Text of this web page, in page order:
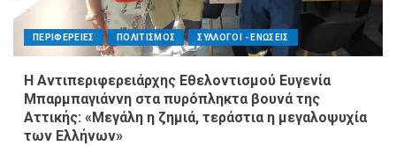
ΠΕΡΙΦΕΡΕΙΕΣ ΠΟΛΙΤΙΣΜΟΣ ΣΥΛΛΟΓΟΙ - ΕΝΩΣΕΙΣ
Η Αντιπεριφερειάρχης Εθελοντισμού Ευγενία
Μπαρμπαγιάννη στα πυρόπληκτα βουνά της
Αττικής: «Μεγάλη η ζημιά, τεράστια η μεγαλοψυχία
των Ελλήνων»